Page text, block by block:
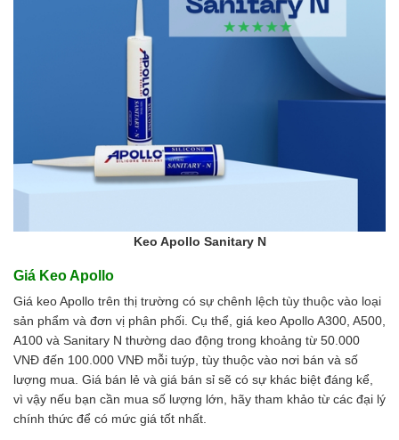
Keo Apollo Sanitary N
Giá Keo Apollo
Giá keo Apollo trên thị trường có sự chênh lệch tùy thuộc vào loại
sản phẩm và đơn vị phân phối. Cụ thể, giá keo Apollo A300, A500,
A100 và Sanitary N thường dao động trong khoảng từ 50.000
VNĐ đến 100.000 VNĐ mỗi tuýp, tùy thuộc vào nơi bán và số
lượng mua. Giá bán lẻ và giá bán sỉ sẽ có sự khác biệt đáng kể,
vì vậy nếu bạn cần mua số lượng lớn, hãy tham khảo từ các đại lý
chính thức để có mức giá tốt nhất.